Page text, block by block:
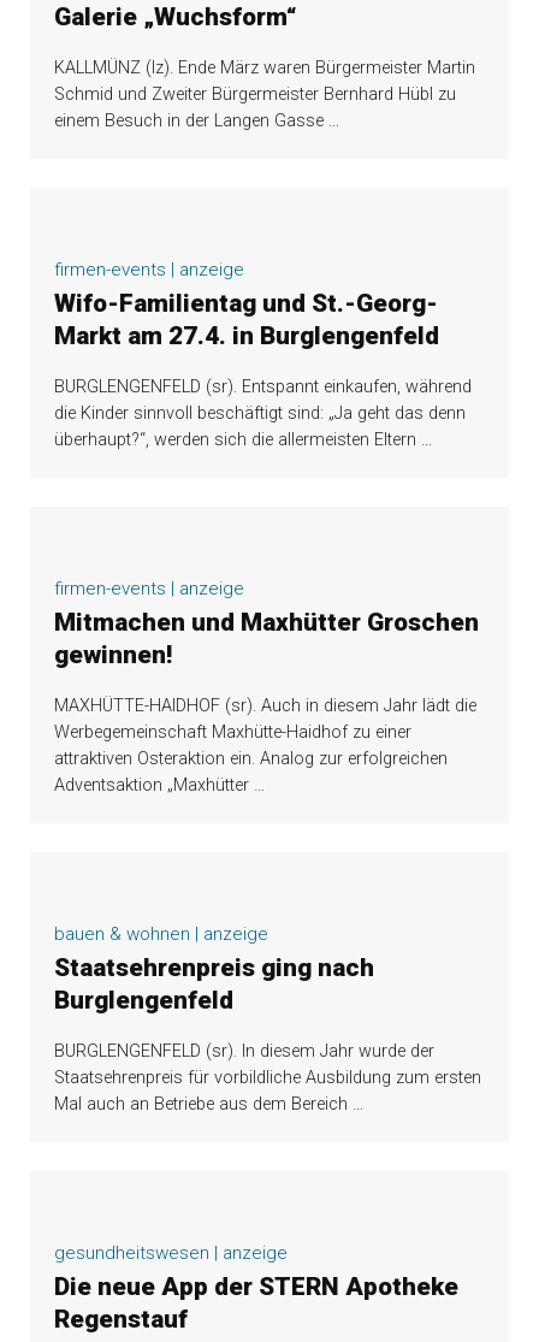
Galerie „Wuchsform“
KALLMÜNZ (lz). Ende März waren Bürgermeister Martin
Schmid und Zweiter Bürgermeister Bernhard Hübl zu
einem Besuch in der Langen Gasse …
firmen-events | anzeige
Wifo-Familientag und St.-Georg-
Markt am 27.4. in Burglengenfeld
BURGLENGENFELD (sr). Entspannt einkaufen, während
die Kinder sinnvoll beschäftigt sind: „Ja geht das denn
überhaupt?“, werden sich die allermeisten Eltern …
firmen-events | anzeige
Mitmachen und Maxhütter Groschen
gewinnen!
MAXHÜTTE-HAIDHOF (sr). Auch in diesem Jahr lädt die
Werbegemeinschaft Maxhütte-Haidhof zu einer
attraktiven Osteraktion ein. Analog zur erfolgreichen
Adventsaktion „Maxhütter …
bauen & wohnen | anzeige
Staatsehrenpreis ging nach
Burglengenfeld
BURGLENGENFELD (sr). In diesem Jahr wurde der
Staatsehrenpreis für vorbildliche Ausbildung zum ersten
Mal auch an Betriebe aus dem Bereich …
gesundheitswesen | anzeige
Die neue App der STERN Apotheke
Regenstauf